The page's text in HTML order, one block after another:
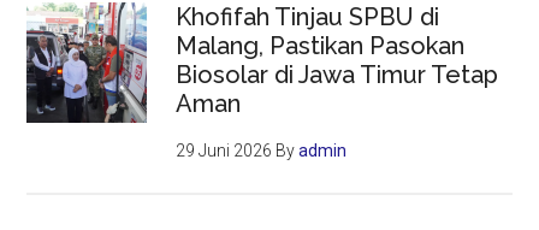
Khofifah Tinjau SPBU di
Malang, Pastikan Pasokan
Biosolar di Jawa Timur Tetap
Aman
29 Juni 2026 Byadmin